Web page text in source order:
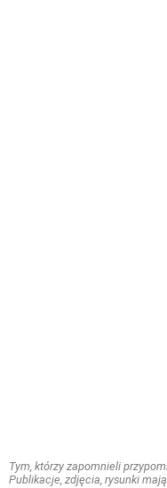
Tym, którzy zapomnieli
Publikacje, zdjęcia, rysunki